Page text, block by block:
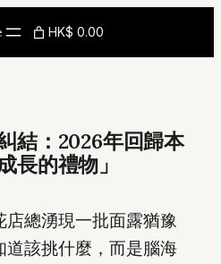
HK$ 0.00
結：2026年回歸本
長的禮物」
總湧現一批面露猶豫
該挑什麼，而是腦海